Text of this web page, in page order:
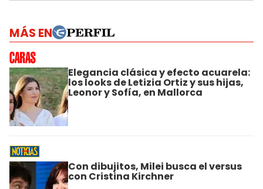
MÁS EN
Elegancia clásica y efecto acuarela:
los looks de Letizia Ortiz y sus hijas,
Leonor y Sofía, en Mallorca
Con dibujitos, Milei busca el versus
con Cristina Kirchner